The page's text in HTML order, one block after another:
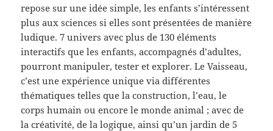
repose sur une idée simple, les enfants s’intéressent
plus aux sciences si elles sont présentées de manière
ludique. 7 univers avec plus de 130 éléments
interactifs que les enfants, accompagnés d’adultes,
pourront manipuler, tester et explorer. Le Vaisseau,
c’est une expérience unique via différentes
thématiques telles que la construction, l’eau, le
corps humain ou encore le monde animal ; avec de
la créativité, de la logique, ainsi qu’un jardin de 5